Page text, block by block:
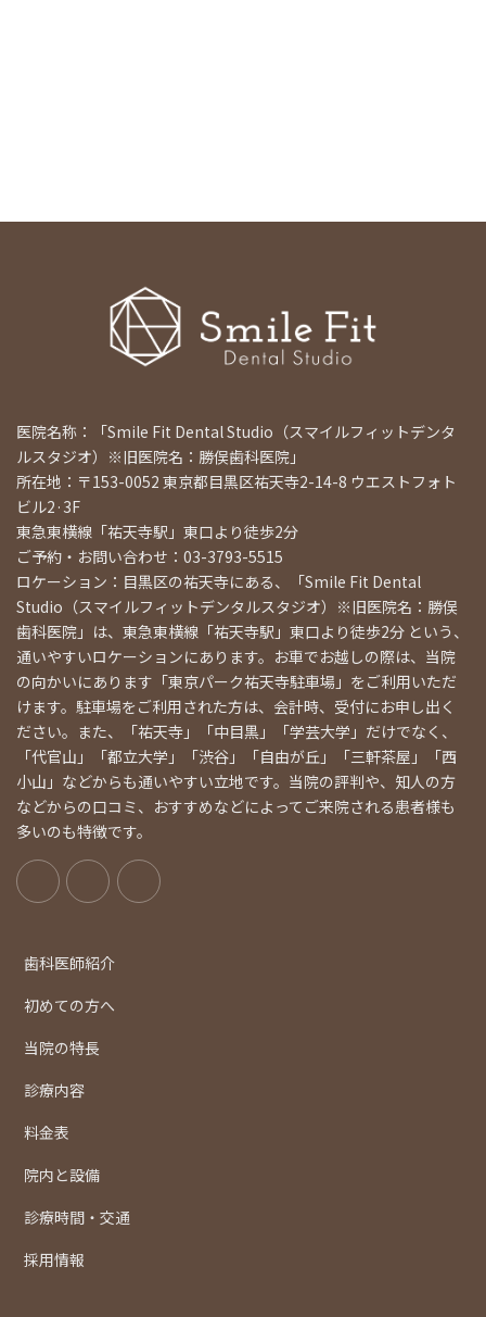
医院名称：「Smile Fit Dental Studio（スマイルフィットデンタ
ルスタジオ）※旧医院名：勝俣歯科医院」
所在地：〒153-0052 東京都目黒区祐天寺2-14-8 ウエストフォト
ビル2·3F
東急東横線「祐天寺駅」東口より徒歩2分
ご予約・お問い合わせ：03-3793-5515
ロケーション：目黒区の祐天寺にある、「Smile Fit Dental
Studio（スマイルフィットデンタルスタジオ）※旧医院名：勝俣
歯科医院」は、東急東横線「祐天寺駅」東口より徒歩2分 という、
通いやすいロケーションにあります。お車でお越しの際は、当院
の向かいにあります「東京パーク祐天寺駐車場」をご利用いただ
けます。駐車場をご利用された方は、会計時、受付にお申し出く
ださい。また、「祐天寺」「中目黒」「学芸大学」だけでなく、
「代官山」「都立大学」「渋谷」「自由が丘」「三軒茶屋」「西
小山」などからも通いやすい立地です。当院の評判や、知人の方
などからの口コミ、おすすめなどによってご来院される患者様も
多いのも特徴です。
歯科医師紹介
初めての方へ
当院の特長
診療内容
料金表
院内と設備
診療時間・交通
採用情報